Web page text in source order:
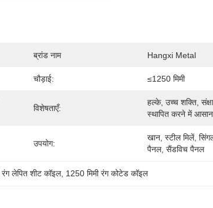
ब्रांड नाम Hangxi Metal
चौड़ाई: ≤1250 मिमी
विशेषताएँ:
हल्के, उच्च शक्ति,
स्थापित करने में आसान
उपयोग:
खान, स्टील मिलें,
पैनल, सैंडविच पैनल
रंग लेपित शीट कॉइल, 1250 मिमी रंग कोटेड कॉइल